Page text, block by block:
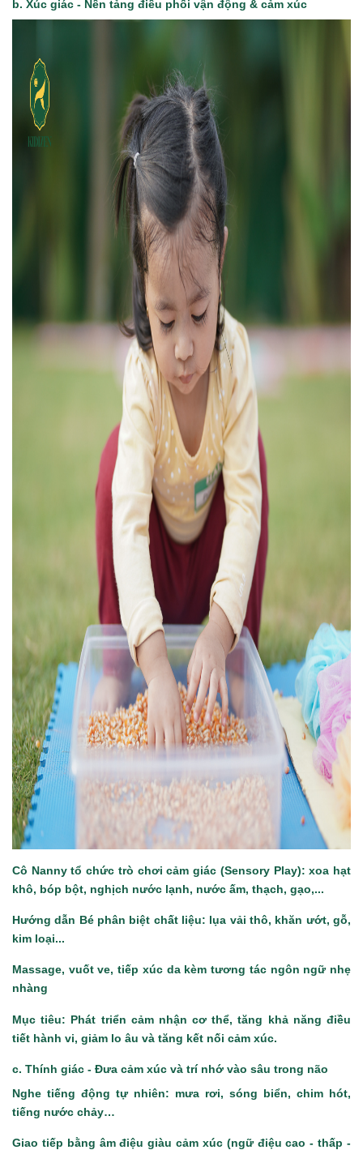
b. Xúc giác - Nền tảng điều phối vận động & cảm xúc
Cô Nanny tổ chức trò chơi cảm giác (Sensory Play): xoa hạt
khô, bóp bột, nghịch nước lạnh, nước ấm, thạch, gạo,...
Hướng dẫn Bé phân biệt chất liệu: lụa vải thô, khăn ướt, gỗ,
kim loại...
Massage, vuốt ve, tiếp xúc da kèm tương tác ngôn ngữ nhẹ
nhàng
Mục tiêu: Phát triển cảm nhận cơ thể, tăng khả năng điều
tiết hành vi, giảm lo âu và tăng kết nối cảm xúc.
c. Thính giác - Đưa cảm xúc và trí nhớ vào sâu trong não
Nghe tiếng động tự nhiên: mưa rơi, sóng biển, chim hót,
tiếng nước chảy…
Giao tiếp bằng âm điệu giàu cảm xúc (ngữ điệu cao - thấp -